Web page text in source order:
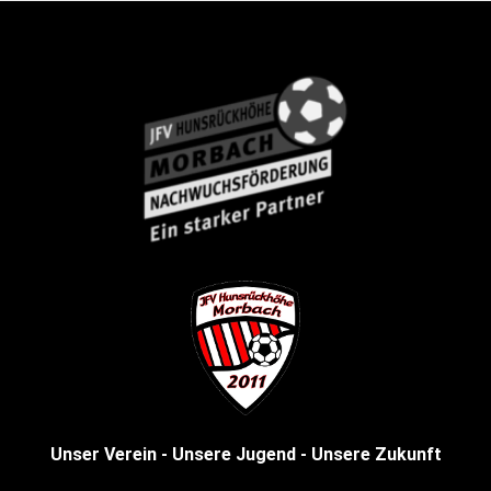
Unser Verein - Unsere Jugend - Unsere Zukunft